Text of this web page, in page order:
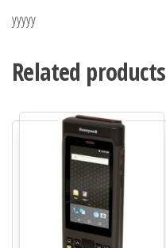
yyyyy
Related products